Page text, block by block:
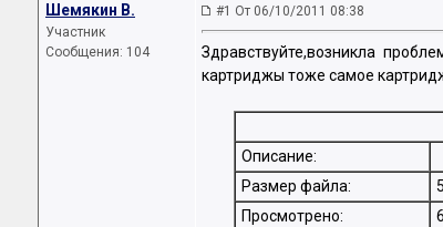
Шемякин В.
Участник
Сообщения: 104
#1 От 06/10/2011 08:38
Здравствуйте,возникла
картриджы тоже самое
Описание:
Размер файла:
Просмотрено: